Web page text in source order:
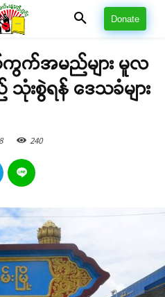
Donate
ကွက်အမည်များ မူလ
သုံးစွဲရန် ဒေသခံများ
240